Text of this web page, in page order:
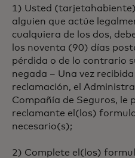
1) Usted
alguien que actúe
cualquiera de los dos,
los noventa (90) días
pérdida o de lo contrario
negada – Una vez
reclamación, el
Compañía de Seguros, le
reclamante el(los)
necesario(s);
2) Complete el(los)